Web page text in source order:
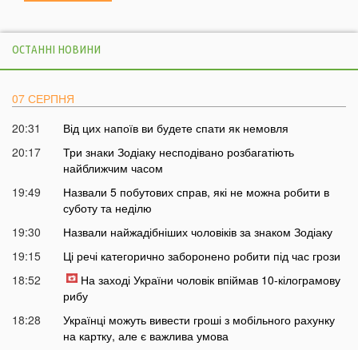
ОСТАННІ НОВИНИ
07 СЕРПНЯ
20:31
Від цих напоїв ви будете спати як немовля
20:17
Три знаки Зодіаку несподівано розбагатіють
найближчим часом
19:49
Назвали 5 побутових справ, які не можна робити в
суботу та неділю
19:30
Назвали найжадібніших чоловіків за знаком Зодіаку
19:15
Ці речі категорично заборонено робити під час грози
18:52
На заході України чоловік впіймав 10-кілограмову
рибу
18:28
Українці можуть вивести гроші з мобільного рахунку
на картку, але є важлива умова